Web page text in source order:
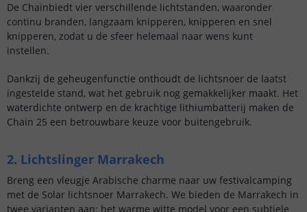
De Chainbiedt vier verschillende lichtstanden, waaronder
continu branden, langzaam knipperen, knipperen en snel
knipperen, zodat u de sfeer helemaal naar wens kunt
instellen.
Dankzij de geheugenfunctie onthoudt de lichtsnoer de laatst
ingestelde stand, wat het gebruik nog gemakkelijker maakt. Het
waterdichte ontwerp en de krachtige lithiumbatterij maken de
Chain 25 een betrouwbare keuze voor buitengebruik.
2. Lichtslinger Marrakech
Breng een vleugje Arabische charme naar uw festivalcamping
met de Solar lichtsnoer Marrakech. We bieden de Marrakech in
twee varianten aan: het warme witte model voor een subtiele